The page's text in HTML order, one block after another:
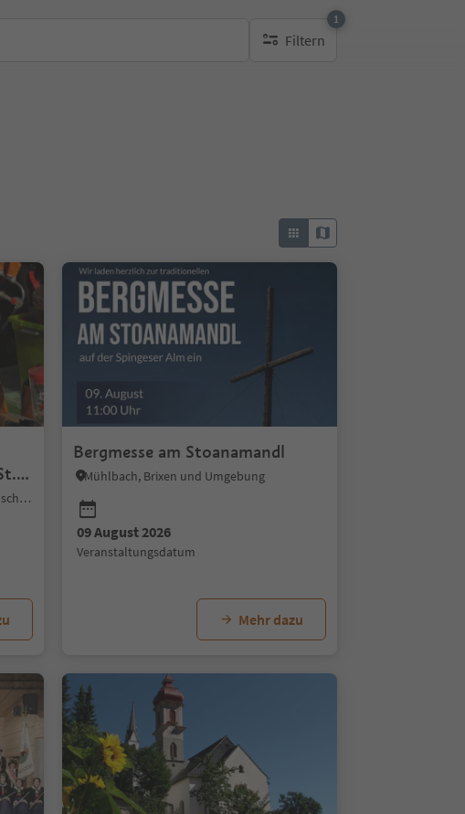
Filtern
1
1 aktiver Filter
St. Valentin auf der Haide, Graun im Vinschgau, Vinschgau
Bergmesse am Stoanamandl
Mühlbach, Brixen und Umgebung
09 August 2026
Veranstaltungsdatum
Mehr dazu